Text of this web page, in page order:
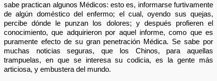
sabe practican algunos Médicos: esto es, informarse furtivamente
de algún doméstico del enfermo; el cual, oyendo sus quejas,
percibe dónde le punzan los dolores; y después profieren el
conocimiento, que adquirieron por aquel informe, como que es
puramente efecto de su gran penetración Médica. Se sabe por
muchas noticias seguras, que los Chinos, para aquellas
trampuelas, en que se interesa su codicia, es la gente más
articiosa, y embustera del mundo.